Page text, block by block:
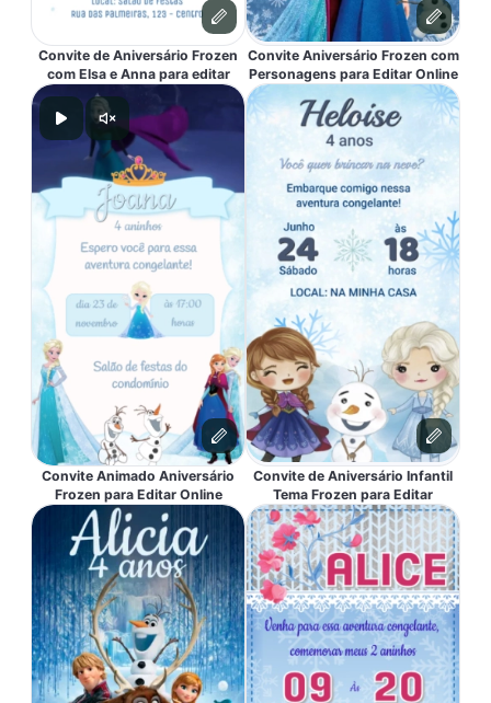
Convite de Aniversário Frozen
com Elsa e Anna para editar
Convite Animado Aniversário
Frozen para Editar Online
Convite Aniversário Frozen com
Personagens para Editar Online
Convite de Aniversário Infantil
Tema Frozen para Editar